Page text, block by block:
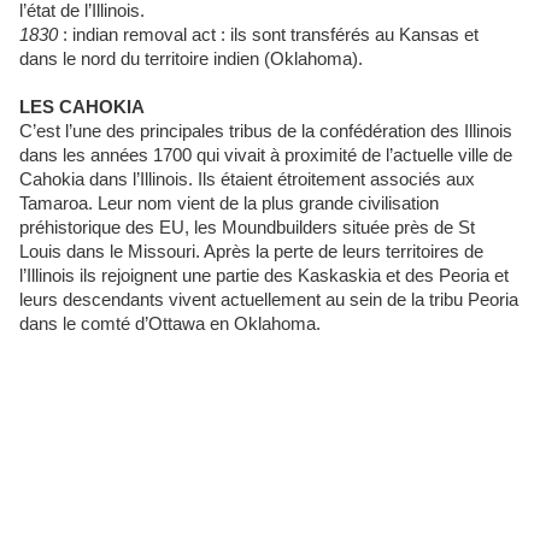
l’état de l’Illinois.
1830: indian removal act : ils sont transférés au Kansas et
dans le nord du territoire indien (Oklahoma).
LES CAHOKIA
C’est l’une des principales tribus de la confédération des Illinois
dans les années 1700 qui vivait à proximité de l’actuelle ville de
Cahokia dans l’Illinois. Ils étaient étroitement associés aux
Tamaroa. Leur nom vient de la plus grande civilisation
préhistorique des EU, les Moundbuilders située près de St
Louis dans le Missouri. Après la perte de leurs territoires de
l’Illinois ils rejoignent une partie des Kaskaskia et des Peoria et
leurs descendants vivent actuellement au sein de la tribu Peoria
dans le comté d’Ottawa en Oklahoma.